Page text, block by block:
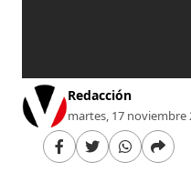
Redacción
martes, 17 noviembre